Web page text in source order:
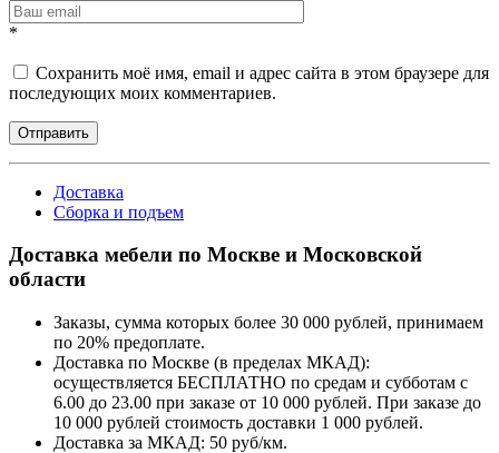
*
Сохранить моё имя, email и адрес сайта в этом браузере для
последующих моих комментариев.
Отправить
Доставка
Сборка и подъем
Доставка мебели по Москве и Московской
области
Заказы, сумма которых более 30 000 рублей, принимаем
по 20% предоплате.
Доставка по Москве (в пределах МКАД):
осуществляется БЕСПЛАТНО по средам и субботам с
6.00 до 23.00 при заказе от 10 000 рублей. При заказе до
10 000 рублей стоимость доставки 1 000 рублей.
Доставка за МКАД: 50 руб/км.